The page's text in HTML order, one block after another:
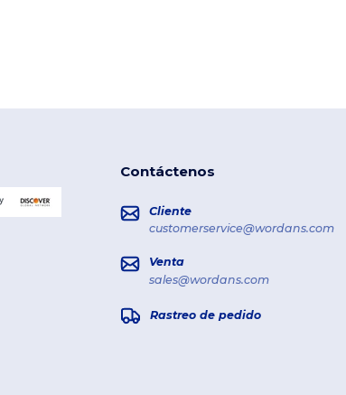
Contáctenos
Cliente
customerservice@wordans.com
Venta
sales@wordans.com
Rastreo de pedido